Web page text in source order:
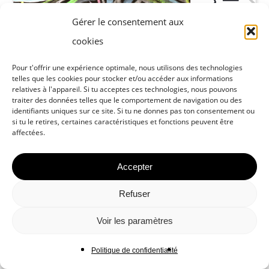
Gérer le consentement aux
cookies
Pour t'offrir une expérience optimale, nous utilisons des technologies
telles que les cookies pour stocker et/ou accéder aux informations
relatives à l'appareil. Si tu acceptes ces technologies, nous pouvons
traiter des données telles que le comportement de navigation ou des
identifiants uniques sur ce site. Si tu ne donnes pas ton consentement ou
si tu le retires, certaines caractéristiques et fonctions peuvent être
affectées.
Accepter
Refuser
Voir les paramètres
Politique de confidentialité